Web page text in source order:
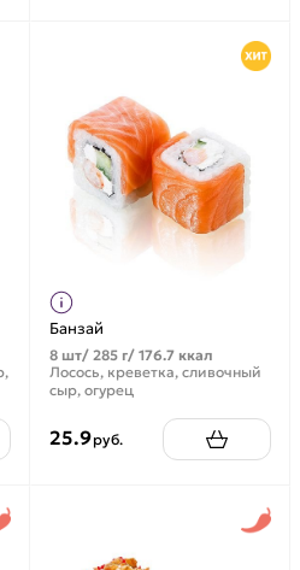
Банзай
8 шт/ 285 г/ 176.7 ккал
Лосось, креветка, сливочный
сыр, огурец
25.9руб.